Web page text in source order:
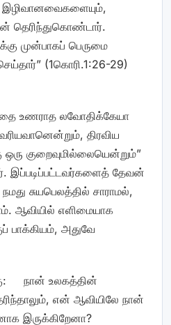
இழிவானவைகளையும்,
தெரிந்துகொண்டார்.
முன்பாகப் பெருமை
செய்தார்” (1கொரி.1:26-29)
உணராத லவோதிக்கேயா
திரவிய
குறைவுமில்லையென்றும்”
இப்படிப்பட்டவர்களைத் தேவன்
சுயபெலத்தில் சாராமல்,
ஆவியில் எளிமையாக
பாக்கியம், அதுவே
நான் உலகத்தின்
என் ஆவியிலே நான்
இருக்கிறேனா?